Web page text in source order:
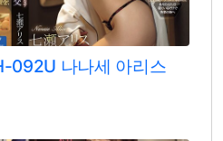
092U 나나세 아리스